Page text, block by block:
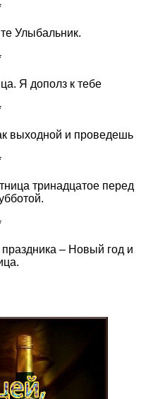
Улыбальник.
Я дополз к тебе
выходной и проведешь
тринадцатое перед
– Новый год и